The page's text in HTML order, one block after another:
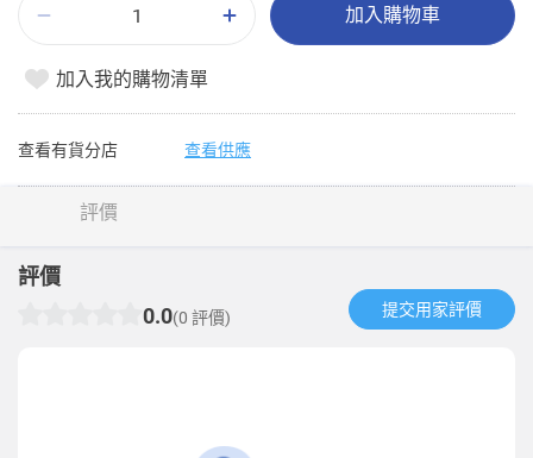
加入購物車
加入我的購物清單
查看有貨分店 查看供應
評價
評價
0.0(0 評價) 提交用家評價​